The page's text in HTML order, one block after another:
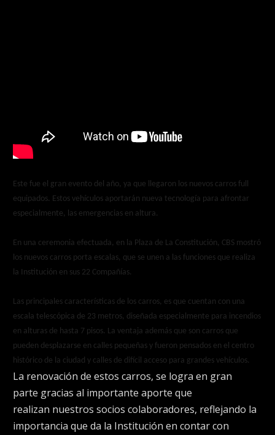
Este fue el gran evento del año, ya que llegaron los nuevos carros full
equipados. Estos vehículos aportarán nueva tecnología para afrontar
especialmente, las emergencias en altura.
En una ceremonia efectuada, en la Plaza de La Constitución, CBS mostró
los nuevos carros porta escalas, que se unen a las funciones que realiza
la Institución en sus 22 Compañías.
Las principales características de los carros, es que cuentan con una
escala telescópica de 23 metros, diseñada especialmente para incendios
en alturas de hasta 7 pisos. La ventaja además que son carros que
pueden desplazarse en calles pequeñas y fueron pensados en el centro
histórico de la ciudad y calles de difícil acceso para grandes vehículos.
La renovación de estos carros, se logra en gran
parte gracias al importante aporte que
realizan nuestros socios colaboradores, reflejando la
importancia que da la Institución en contar con